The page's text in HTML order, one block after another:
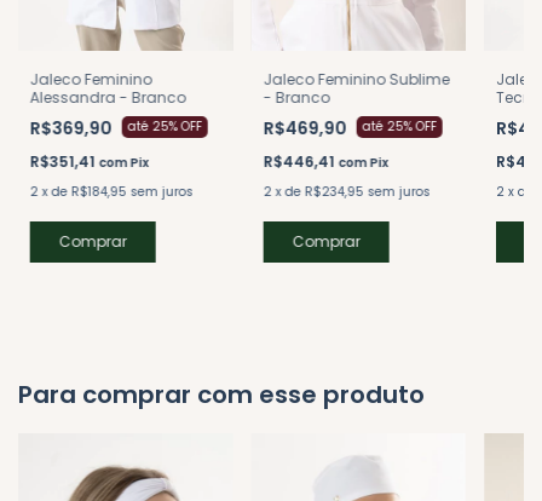
Jaleco Feminino
Alessandra - Branco
R$369,90 até 25% OFF
R$351,41 com Pix
2 xde R$184,95 sem juros
Comprar
Jaleco Feminino Sublime
- Branco
R$469,90 até 25% OFF
R$446,41 com Pix
2 xde R$234,95 sem juros
Comprar
2 x de
Para comprar com esse produto